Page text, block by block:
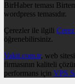
BirHaber teması
wordpress temasıdır.
Çerezler ile ilgili
öğrenebilirsiniz.
Vakit.com.tr, web
firmasının kaliteli
performans için VPS